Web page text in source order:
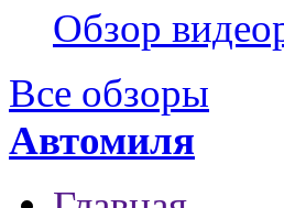
Обзор
Все обзоры
Автомиля